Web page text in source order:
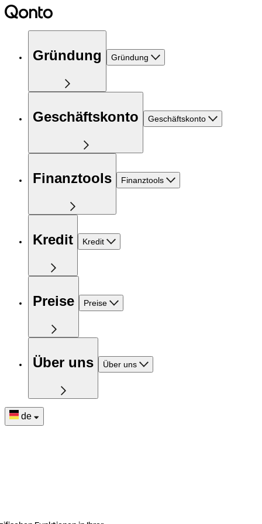
Gründung Gründung
Geschäftskonto Geschäftskonto
Finanztools Finanztools
Kredit Kredit
Preise Preise
Über uns Über uns
de